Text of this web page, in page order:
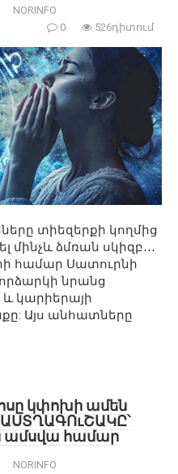
NORINFO
0
526դիտում
տիեզերքի կողմից
մինչև ձմռան սկիզբ․․․
համար Սատուրնի
նրանց
կարիերայի
Այս անհատները
կփոխի ամեն
ԱՍՏՂԱԳՈւՇԱԿԸ՝
ամսվա համար
NORINFO